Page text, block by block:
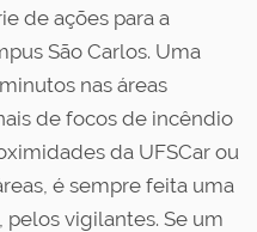
de ações para a
São Carlos. Uma
nas áreas
de focos de incêndio
da UFSCar ou
é sempre feita uma
vigilantes. Se um